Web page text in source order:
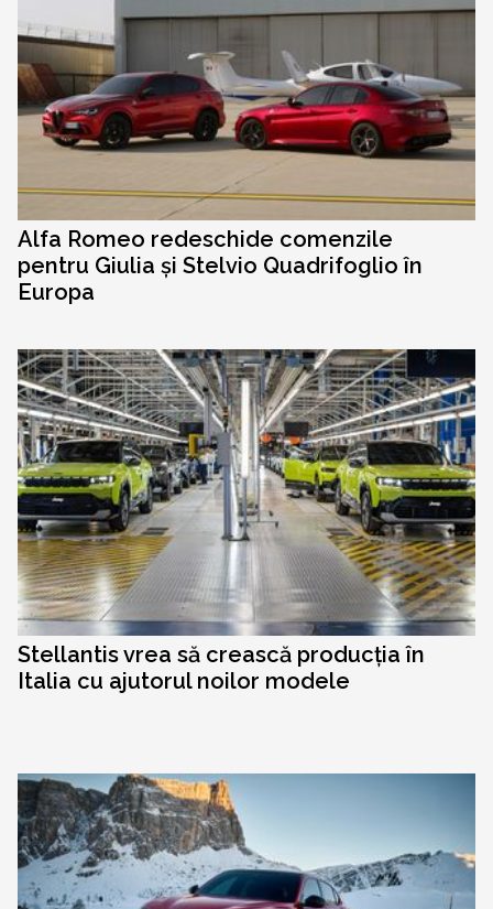
Alfa Romeo redeschide comenzile
pentru Giulia și Stelvio Quadrifoglio în
Europa
Stellantis vrea să crească producția în
Italia cu ajutorul noilor modele